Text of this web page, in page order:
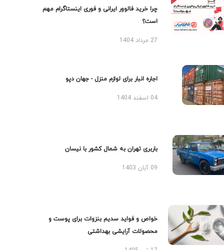
چرا خرید فالوور ایرانی و فوری اینستاگرام مهم
است؟
27 مرداد 1404
اجاره انبار برای لوازم منزل - جهان دپو
04 اسفند 1404
باربری تهران به شمال کشور با نیسان
09 آبان 1403
خواص و فواید سدیم بنزوات برای پوست و
محصولات آرایشی بهداشتی